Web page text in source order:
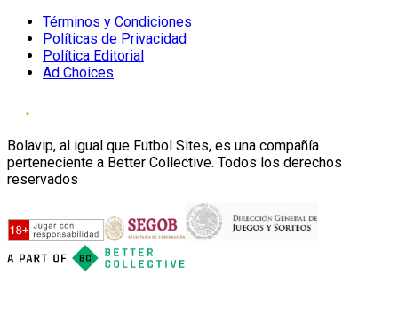
Términos y Condiciones
Políticas de Privacidad
Política Editorial
Ad Choices
Bolavip, al igual que Futbol Sites, es una compañía
perteneciente a Better Collective. Todos los derechos
reservados